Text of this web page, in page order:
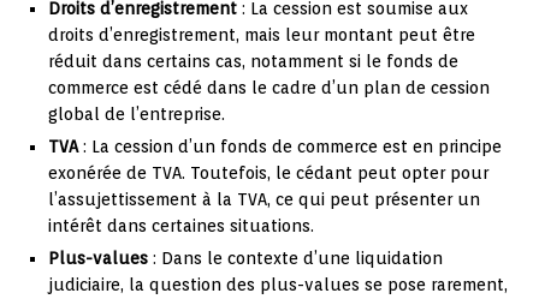
Droits d’enregistrement : La cession est soumise aux
droits d’enregistrement, mais leur montant peut être
réduit dans certains cas, notamment si le fonds de
commerce est cédé dans le cadre d’un plan de cession
global de l’entreprise.
TVA: La cession d’un fonds de commerce est en principe
exonérée de TVA. Toutefois, le cédant peut opter pour
l’assujettissement à la TVA, ce qui peut présenter un
intérêt dans certaines situations.
Plus-values : Dans le contexte d’une liquidation
judiciaire, la question des plus-values se pose rarement,